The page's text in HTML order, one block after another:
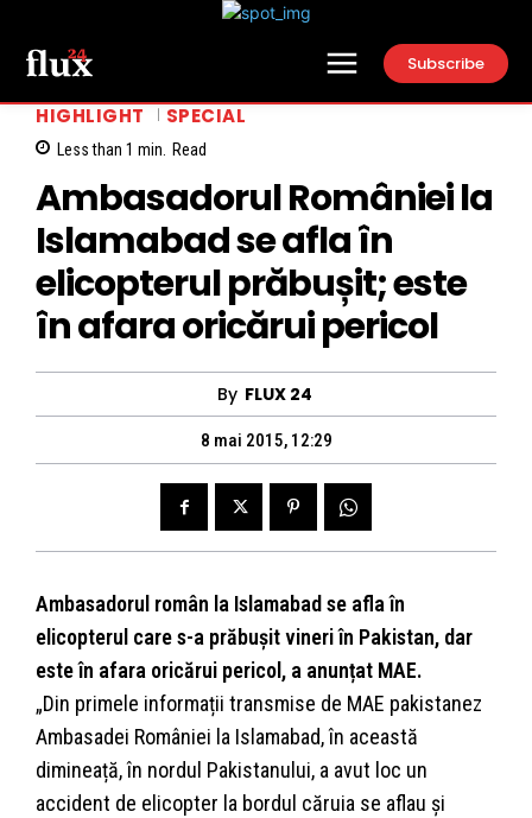
Subscribe
HIGHLIGHT SPECIAL
Less than 1 min. Read
Ambasadorul României la
Islamabad se afla în
elicopterul prăbușit; este
în afara oricărui pericol
By FLUX 24
8 mai 2015, 12:29
Ambasadorul român la Islamabad se afla în
elicopterul care s-a prăbușit vineri în Pakistan, dar
este în afara oricărui pericol, a anunțat MAE.
„Din primele informații transmise de MAE pakistanez
Ambasadei României la Islamabad, în această
dimineață, în nordul Pakistanului, a avut loc un
accident de elicopter la bordul căruia se aflau și